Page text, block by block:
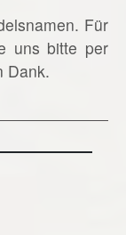
Für
uns bitte per
Dank.